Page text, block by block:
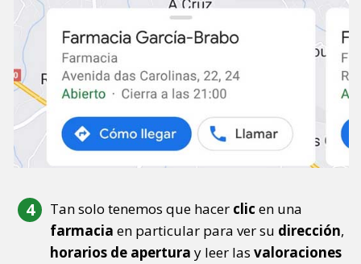
Tan solo tenemos que hacer clic en una
farmacia en particular para ver su dirección,
horarios de apertura y leer las valoraciones